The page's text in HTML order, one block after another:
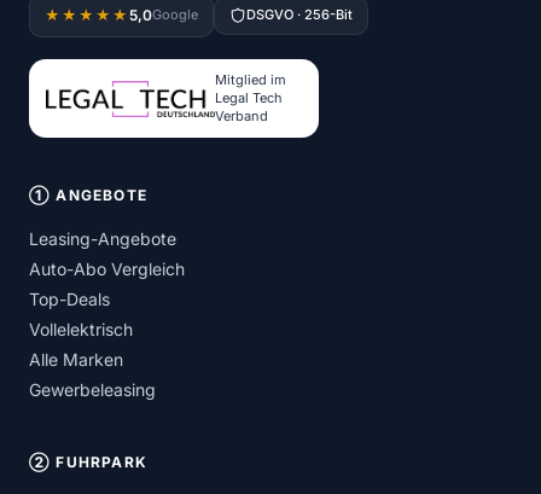
★★★★★ 5,0Google DSGVO · 256-Bit
Mitglied im
Legal Tech
Verband
① ANGEBOTE
Leasing-Angebote
Auto-Abo Vergleich
Top-Deals
Vollelektrisch
Alle Marken
Gewerbeleasing
② FUHRPARK